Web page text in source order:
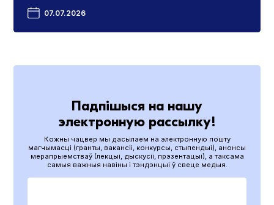
07.07.2026
Падпішыся на нашу
электронную рассылку!
Кожны чацвер мы дасылаем на электронную пошту
магчымасці (гранты, вакансіі, конкурсы, стыпендыі), анонсы
мерапрыемстваў (лекцыі, дыскусіі, прэзентацыі), а таксама
самыя важныя навіны і тэндэнцыі ў свеце медыя.